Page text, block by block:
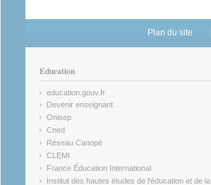
Plan du site
Éducation
education.gouv.fr
(link is external)
Devenir enseignant
(link is external)
Onisep
(link is external)
Cned
(link is external)
Réseau Canopé
(link is external)
CLEMI
(link is external)
France Éducation International
(link is external)
Institut des hautes études de l'éducation et de la